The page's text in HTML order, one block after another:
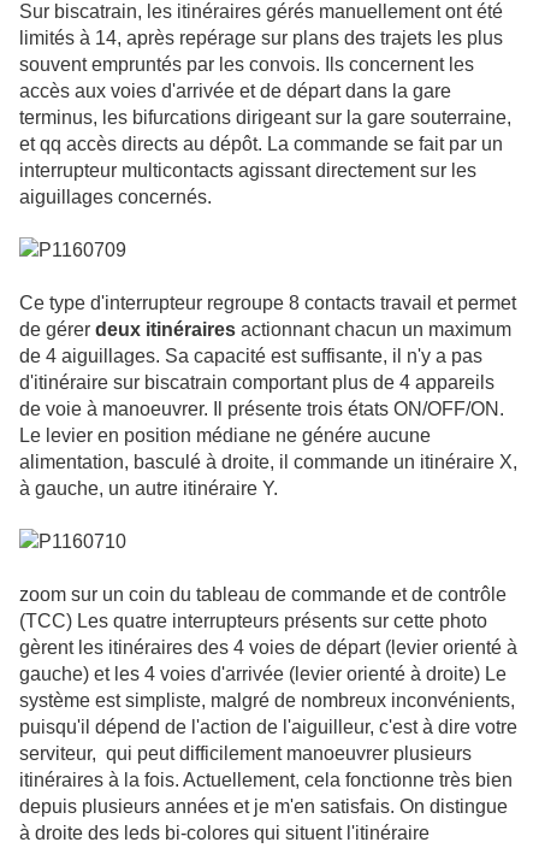
Sur biscatrain, les itinéraires gérés manuellement ont été
limités à 14, après repérage sur plans des trajets les plus
souvent empruntés par les convois. Ils concernent les
accès aux voies d'arrivée et de départ dans la gare
terminus, les bifurcations dirigeant sur la gare souterraine,
et qq accès directs au dépôt. La commande se fait par un
interrupteur multicontacts agissant directement sur les
aiguillages concernés.
Ce type d'interrupteur regroupe 8 contacts travail et permet
de gérer deux itinéraires actionnant chacun un maximum
de 4 aiguillages. Sa capacité est suffisante, il n'y a pas
d'itinéraire sur biscatrain comportant plus de 4 appareils
de voie à manoeuvrer. Il présente trois états ON/OFF/ON.
Le levier en position médiane ne génére aucune
alimentation, basculé à droite, il commande un itinéraire X,
à gauche, un autre itinéraire Y.
zoom sur un coin du tableau de commande et de contrôle
(TCC) Les quatre interrupteurs présents sur cette photo
gèrent les itinéraires des 4 voies de départ (levier orienté à
gauche) et les 4 voies d'arrivée (levier orienté à droite) Le
système est simpliste, malgré de nombreux inconvénients,
puisqu'il dépend de l'action de l'aiguilleur, c'est à dire votre
serviteur, qui peut difficilement manoeuvrer plusieurs
itinéraires à la fois. Actuellement, cela fonctionne très bien
depuis plusieurs années et je m'en satisfais. On distingue
à droite des leds bi-colores qui situent l'itinéraire